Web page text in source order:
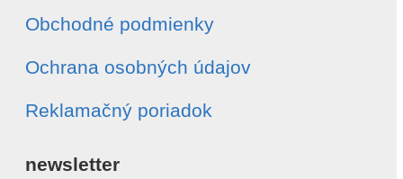
Obchodné podmienky
Ochrana osobných údajov
Reklamačný poriadok
newsletter